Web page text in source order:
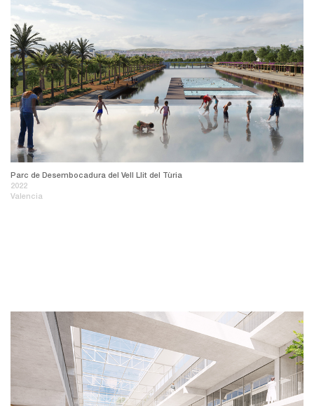
Parc de Desembocadura del Vell Llit del Tùria
2022
Valencia